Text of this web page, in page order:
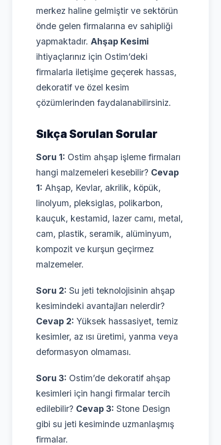
merkez haline gelmiştir ve sektörün
önde gelen firmalarına ev sahipliği
yapmaktadır. Ahşap Kesimi
ihtiyaçlarınız için Ostim’deki
firmalarla iletişime geçerek hassas,
dekoratif ve özel kesim
çözümlerinden faydalanabilirsiniz.
Sıkça Sorulan Sorular
Soru 1: Ostim ahşap işleme firmaları
hangi malzemeleri kesebilir? Cevap
1: Ahşap, Kevlar, akrilik, köpük,
linolyum, pleksiglas, polikarbon,
kauçuk, kestamid, lazer camı, metal,
cam, plastik, seramik, alüminyum,
kompozit ve kurşun geçirmez
malzemeler.
Soru 2: Su jeti teknolojisinin ahşap
kesimindeki avantajları nelerdir?
Cevap 2: Yüksek hassasiyet, temiz
kesimler, az ısı üretimi, yanma veya
deformasyon olmaması.
Soru 3: Ostim’de dekoratif ahşap
kesimleri için hangi firmalar tercih
edilebilir? Cevap 3: Stone Design
gibi su jeti kesiminde uzmanlaşmış
firmalar.